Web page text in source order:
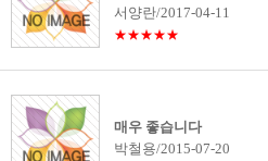
서양란/2017-04-11
★★★★★
매우 좋습니다
박철용/2015-07-20